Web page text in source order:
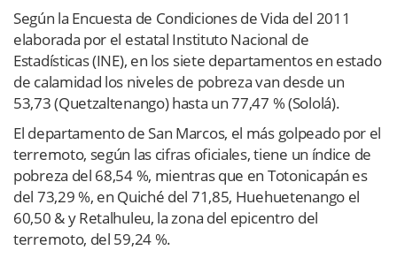
Según la Encuesta de Condiciones de Vida del 2011
elaborada por el estatal Instituto Nacional de
Estadísticas (INE), en los siete departamentos en estado
de calamidad los niveles de pobreza van desde un
53,73 (Quetzaltenango) hasta un 77,47 % (Sololá).
El departamento de San Marcos, el más golpeado por el
terremoto, según las cifras oficiales, tiene un índice de
pobreza del 68,54 %, mientras que en Totonicapán es
del 73,29 %, en Quiché del 71,85, Huehuetenango el
60,50 & y Retalhuleu, la zona del epicentro del
terremoto, del 59,24 %.